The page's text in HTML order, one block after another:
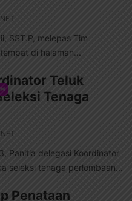
SST.P, melepas Tim
di halaman...
Teluk
Tenaga
Panitia delegasi Koordinator
seleksi tenaga perlombaan...
Penataan